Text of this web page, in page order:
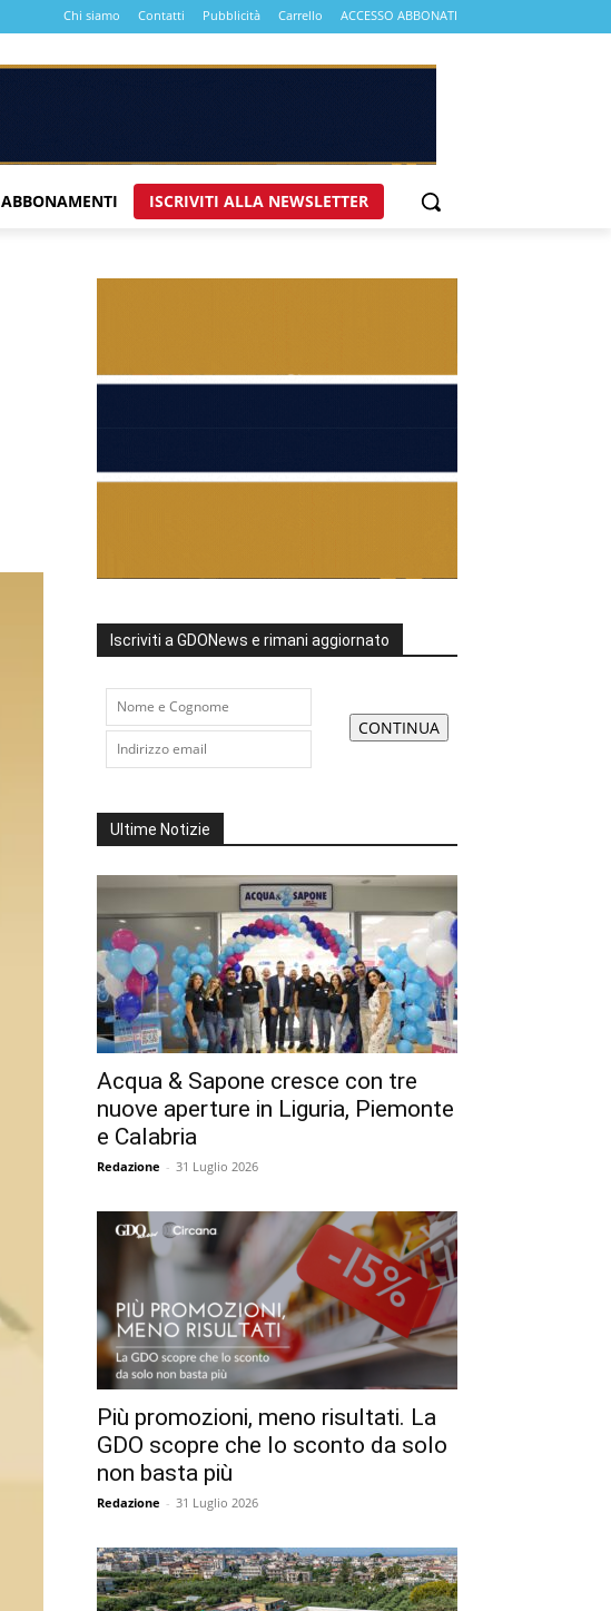
Chi siamo Contatti Pubblicità Carrello ACCESSO ABBONATI
ABBONAMENTI ISCRIVITI ALLA NEWSLETTER
Iscriviti a GDONews e rimani aggiornato
Ultime Notizie
Acqua & Sapone cresce con tre
nuove aperture in Liguria, Piemonte
e Calabria
Redazione - 31 Luglio 2026
Più promozioni, meno risultati. La
GDO scopre che lo sconto da solo
non basta più
Redazione - 31 Luglio 2026